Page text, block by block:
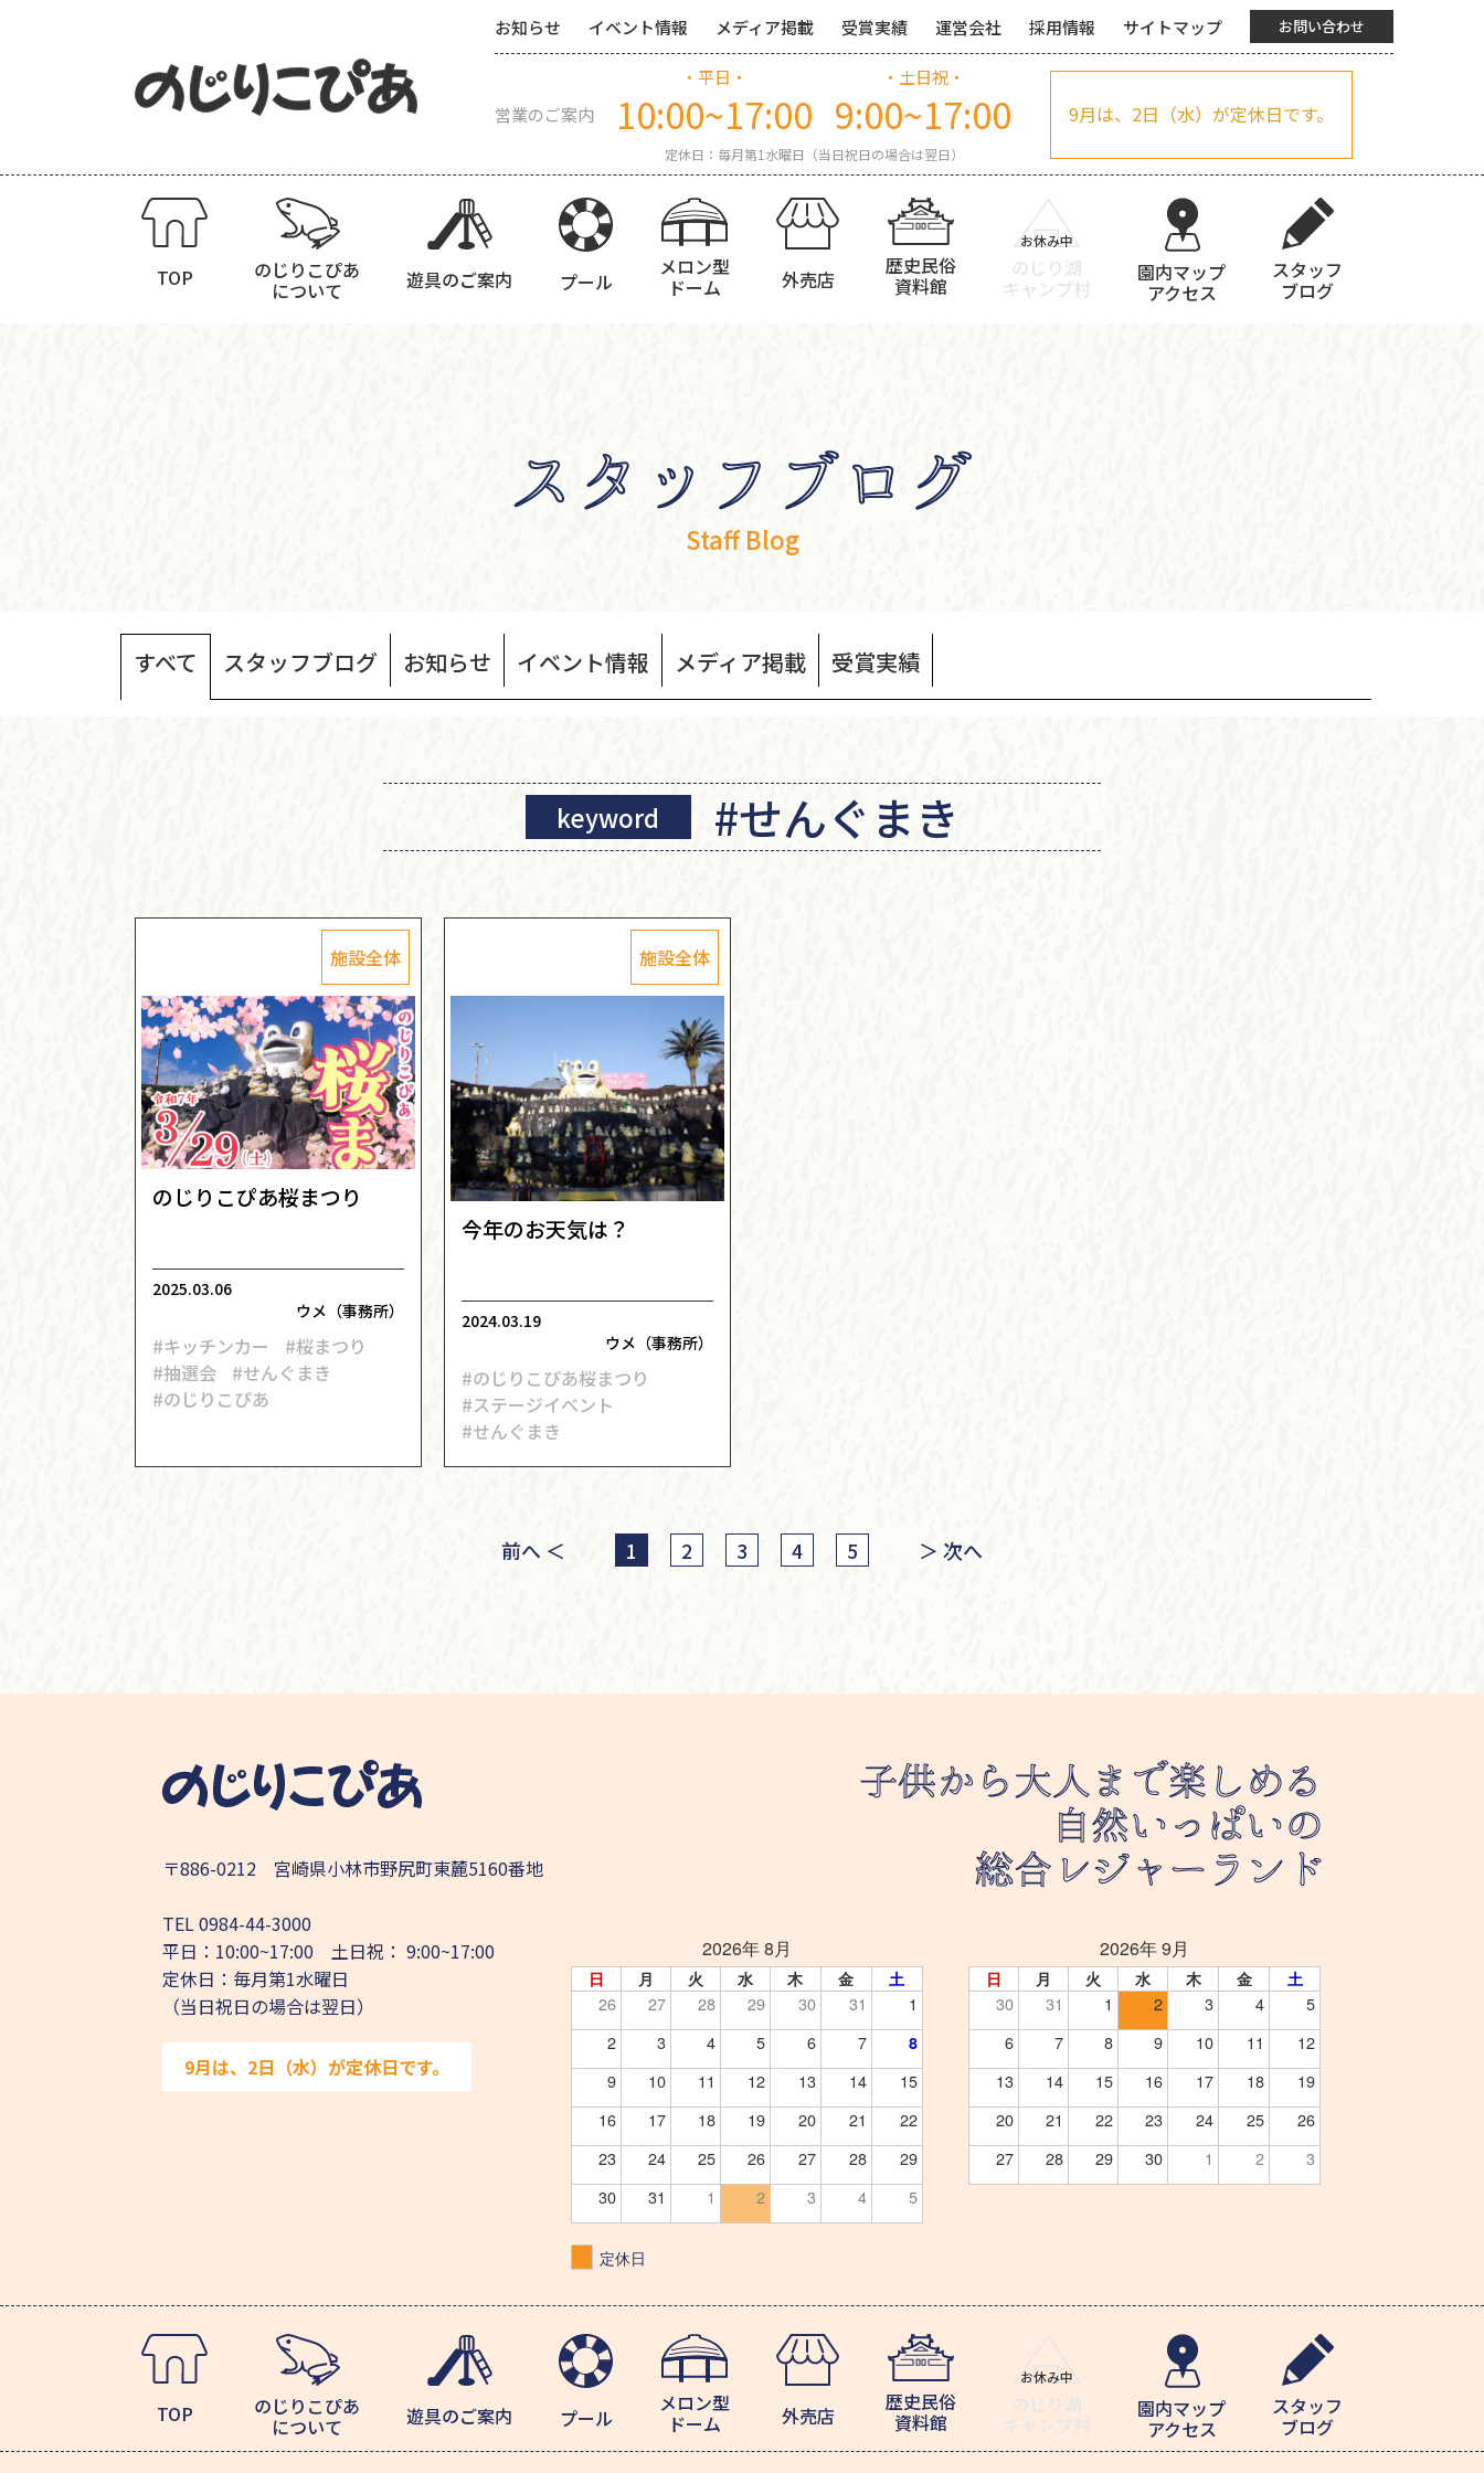
お知らせ イベント情報 メディア掲載 受賞実績 運営会社 採用情報 サイトマップ お問い合わせ
営業のご案内
・平日・
10:00~17:00
・土日祝・
9:00~17:00
定休日：毎月第1水曜日（当日祝日の場合は翌日）
9月は、2日（水）が定休日です。
TOP のじりこぴあ
について 遊具のご案内 プール
メロン型
ドーム 外売店
歴史民俗
資料館
のじり湖
キャンプ村
園内マップ
アクセス
スタッフ
ブログ
Staff Blog
すべて スタッフブログ お知らせ イベント情報 メディア掲載 受賞実績
keyword #せんぐまき
施設全体
のじりこぴあ桜まつり
2025.03.06
ウメ（事務所）
#キッチンカー
#桜まつり
#抽選会
#せんぐまき
#のじりこぴあ
施設全体
今年のお天気は？
2024.03.19
ウメ（事務所）
#のじりこぴあ桜まつり
#ステージイベント
#せんぐまき
前へ ＜ 1 2 3 4 5 ＞ 次へ
〒886-0212 宮崎県小林市野尻町東麓5160番地
TEL0984-44-3000
平日：10:00~17:00 土日祝： 9:00~17:00
定休日：毎月第1水曜日
（当日祝日の場合は翌日）
9月は、2日（水）が定休日です。
2026年 8月
日 月 火 水 木 金 土
26 27 28 29 30 31
1
2
3 4 5 6 7 8
9 10 11 12 13 14
15
16
17 18 19 20 21
22
23
24 25 26 27 28
29
30
31 1 2 3 4 5
2026年 9月
日 月 火 水 木 金 土
30 31 1 2 3 4
5
6
7 8 9 10 11
12
13
14 15 16 17 18
19
20
21 22 23 24 25
26
27
28 29 30 1 2 3
定休日
TOP のじりこぴあ
について 遊具のご案内 プール
メロン型
ドーム 外売店
歴史民俗
資料館
のじり湖
キャンプ村
園内マップ
アクセス
スタッフ
ブログ